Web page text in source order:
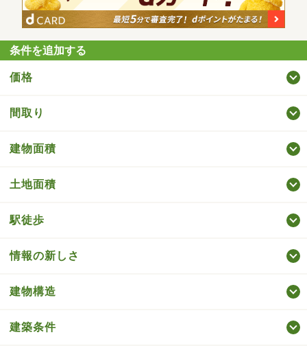
条件を追加する
価格
間取り
建物面積
土地面積
駅徒歩
情報の新しさ
建物構造
建築条件